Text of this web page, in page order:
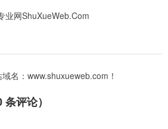
业网ShuXueWeb.Com
名：www.shuxueweb.com！
条评论）